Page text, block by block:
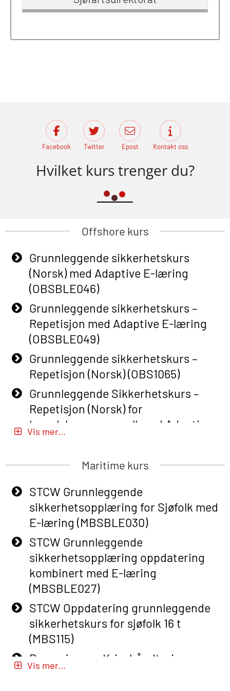
Facebook Twitter Epost Kontakt oss
Hvilket kurs trenger du?
Offshore kurs
Grunnleggende sikkerhetskurs
(Norsk) med Adaptive E-læring
(OBSBLE046)
Grunnleggende sikkerhetskurs –
Repetisjon med Adaptive E-læring
(OBSBLE049)
Grunnleggende sikkerhetskurs –
Repetisjon (Norsk) (OBS1065)
Grunnleggende Sikkerhetskurs –
Repetisjon (Norsk) for
beredskapspersonell med Adaptive
E-læring (OBSBLE051)
Basic Safety Training (English) – with
Basic Safety Training – Refresher
Course (English) with E-learning
(OBSBLE048)
Basic Safety Training – Refresher
Course (English) (OBS1063)
Basic Safety Training – Refresher
Course (English) for emergency
response personnel with Adaptive E-
learning (OBSBLE050)
Helikopterevakuering inkl pustelunge
med adaptive e-læring (OSEBLE018)
Vis mer...
Maritime kurs
STCW Grunnleggende
sikkerhetsopplæring for Sjøfolk med
E-læring (MBSBLE030)
STCW Grunnleggende
sikkerhetsopplæring oppdatering
kombinert med E-læring
(MBSBLE027)
STCW Oppdatering grunnleggende
sikkerhetskurs for sjøfolk 16 t
(MBS115)
Passasjer- og Krisehåndtering
(MBSBLE020)
Vis mer...